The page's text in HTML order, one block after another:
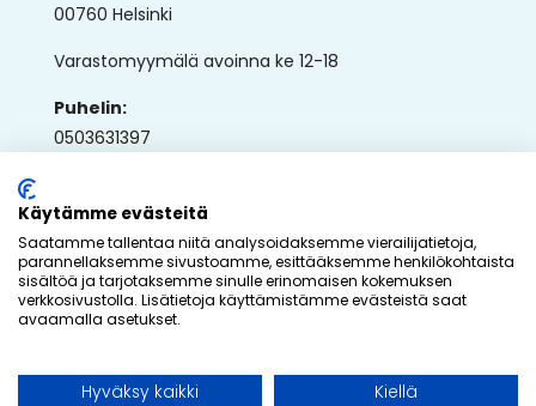
00760 Helsinki
Varastomyymälä avoinna ke 12-18
Puhelin:
0503631397
ap@ullaka.fi
© 2026 - Ullaka Oy
Käytämme evästeitä
Saatamme tallentaa niitä analysoidaksemme vierailijatietoja,
parannellaksemme sivustoamme, esittääksemme henkilökohtaista
sisältöä ja tarjotaksemme sinulle erinomaisen kokemuksen
verkkosivustolla. Lisätietoja käyttämistämme evästeistä saat
avaamalla asetukset.
Hyväksy kaikki Kiellä